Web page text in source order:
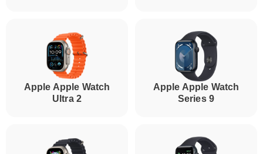
Apple Apple Watch
Ultra 2
Apple Apple Watch
Series 9